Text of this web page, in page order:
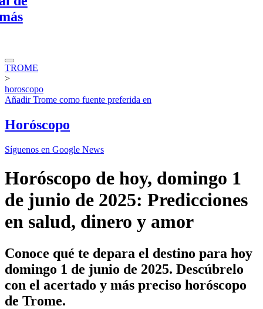
TROME
>
horoscopo
AñadirTrome como fuente preferida en
Horóscopo
Síguenos en Google News
Horóscopo de hoy, domingo 1
de junio de 2025: Predicciones
en salud, dinero y amor
Conoce qué te depara el destino para hoy
domingo 1 de junio de 2025. Descúbrelo
con el acertado y más preciso horóscopo
de Trome.